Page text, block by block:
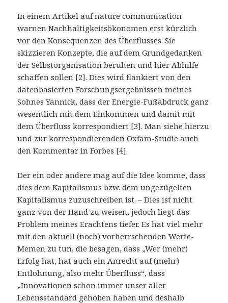
In einem Artikel auf nature communication
warnen Nachhaltigkeitsökonomen erst kürzlich
vor den Konsequenzen des Überflusses. Sie
skizzieren Konzepte, die auf dem Grundgedanken
der Selbstorganisation beruhen und hier Abhilfe
schaffen sollen [2]. Dies wird flankiert von den
datenbasierten Forschungsergebnissen meines
Sohnes Yannick, dass der Energie-Fußabdruck ganz
wesentlich mit dem Einkommen und damit mit
dem Überfluss korrespondiert [3]. Man siehe hierzu
und zur korrespondierenden Oxfam-Studie auch
den Kommentar in Forbes [4].
Der ein oder andere mag auf die Idee komme, dass
dies dem Kapitalismus bzw. dem ungezügelten
Kapitalismus zuzuschreiben ist. – Dies ist nicht
ganz von der Hand zu weisen, jedoch liegt das
Problem meines Erachtens tiefer. Es hat viel mehr
mit den aktuell (noch) vorherrschenden Werte-
Memen zu tun, die besagen, dass „Wer (mehr)
Erfolg hat, hat auch ein Anrecht auf (mehr)
Entlohnung, also mehr Überfluss“, dass
„Innovationen schon immer unser aller
Lebensstandard gehoben haben und deshalb